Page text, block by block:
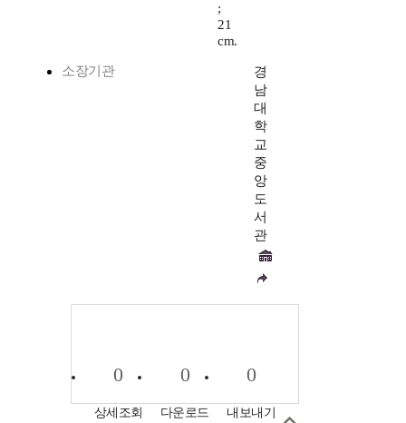
;
21
cm.
소장기관
경
남
대
학
교
중
앙
도
서
관
0
상세조회
0
다운로드
0
내보내기